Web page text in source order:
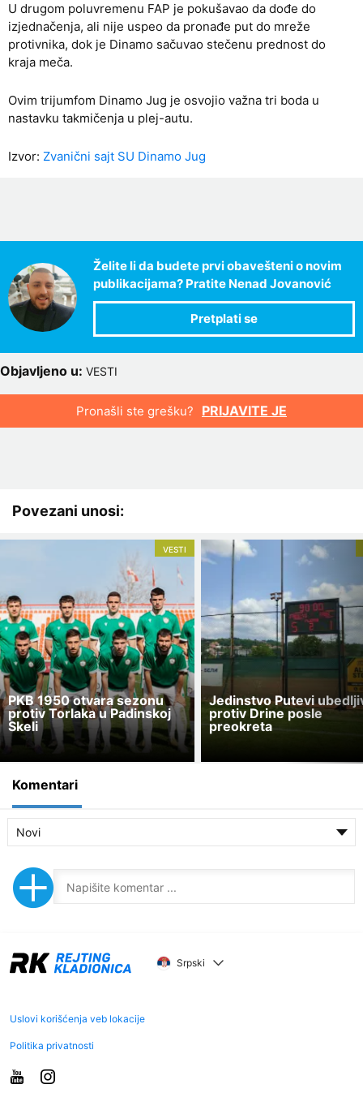
U drugom poluvremenu FAP je pokušavao da dođe do
izjednačenja, ali nije uspeo da pronađe put do mreže
protivnika, dok je Dinamo sačuvao stečenu prednost do
kraja meča.
Ovim trijumfom Dinamo Jug je osvojio važna tri boda u
nastavku takmičenja u plej-autu.
Izvor: Zvanični sajt SU Dinamo Jug
Želite li da budete prvi obavešteni o novim
publikacijama? Pratite Nenad Jovanović
Objavljeno u: VESTI
Pronašli ste grešku? PRIJAVITE JE
Povezani unosi:
VESTI
PKB 1950 otvara sezonu
protiv Torlaka u Padinskoj
Skeli
Jedinstvo Putevi
protiv Drine posle
preokreta
Komentari
Novi
Srpski
Uslovi korišćenja veb lokacije
Politika privatnosti